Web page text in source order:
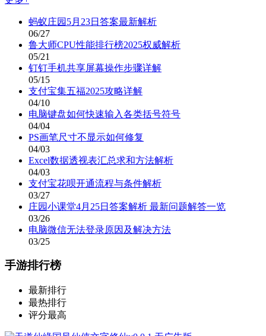
蚂蚁庄园5月23日答案最新解析
06/27
鲁大师CPU性能排行榜2025权威解析
05/21
钉钉手机共享屏幕操作步骤详解
05/15
支付宝集五福2025攻略详解
04/10
电脑键盘如何快速输入各类括号符号
04/04
PS画笔尺寸不显示如何修复
04/03
Excel数据透视表汇总求和方法解析
04/03
支付宝花呗开通流程与条件解析
03/27
庄园小课堂4月25日答案解析 最新问题解答一览
03/26
电脑微信无法登录原因及解决方法
03/25
手游排行榜
最新排行
最热排行
评分最高